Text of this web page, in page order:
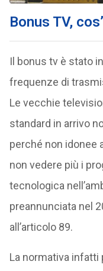
Bonus TV,
Il bonus tv è stato
frequenze di
Le vecchie
standard in arrivo
perché non idonee
non vedere più i
tecnologica
preannunciata nel
all’articolo 89.
La normativa infatti